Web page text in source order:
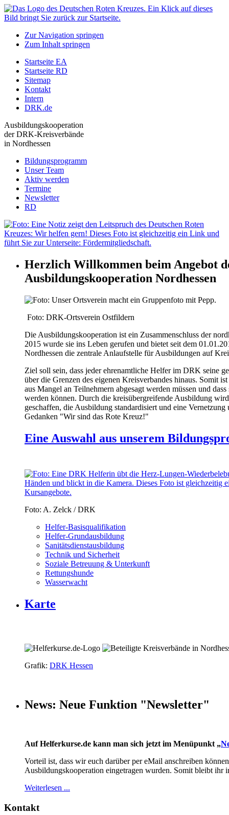
Zur Navigation springen
Zum Inhalt springen
Startseite EA
Startseite RD
Sitemap
Kontakt
Intern
DRK.de
Ausbildungskooperation
der DRK-Kreisverbände
in Nordhessen
Bildungsprogramm
Unser Team
Aktiv werden
Termine
Newsletter
RD
Herzlich Willkommen beim Angebot
Ausbildungskooperation Nordhessen
Foto: DRK-Ortsverein Ostfildern
Die Ausbildungskooperation ist ein Zusammenschluss der
2015 wurde sie ins Leben gerufen und bietet seit dem
Nordhessen die zentrale Anlaufstelle für Ausbildungen auf
Ziel soll sein, dass jeder ehrenamtliche Helfer im DRK seine
über die Grenzen des eigenen Kreisverbandes hinaus. Somit
aus Mangel an Teilnehmern abgesagt werden müssen und
werden können. Durch die kreisübergreifende Ausbildung
geschaffen, die Ausbildung standardisiert und eine
Gedanken "Wir sind das Rote Kreuz!"
Eine Auswahl aus unserem
Foto: A. Zelck / DRK
Helfer-Basisqualifikation
Helfer-Grundausbildung
Sanitätsdienstausbildung
Technik und Sicherheit
Soziale Betreuung & Unterkunft
Rettungshunde
Wasserwacht
Karte
Grafik: DRK Hessen
News: Neue Funktion "Newsletter"
Auf Helferkurse.de kann man sich jetzt im Menüpunkt „
Vorteil ist, dass wir euch darüber per eMail anschreiben
Ausbildungskooperation eingetragen wurden. Somit bleibt ihr
Weiterlesen ...
Kontakt